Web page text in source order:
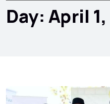
Day: April